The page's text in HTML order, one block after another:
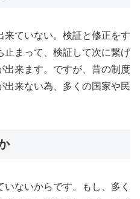
来ていない。検証と修正をす
止まって、検証して次に繋げ
出来ます。ですが、昔の制度
出来ない為、多くの国家や民
ないからです。もし、多く